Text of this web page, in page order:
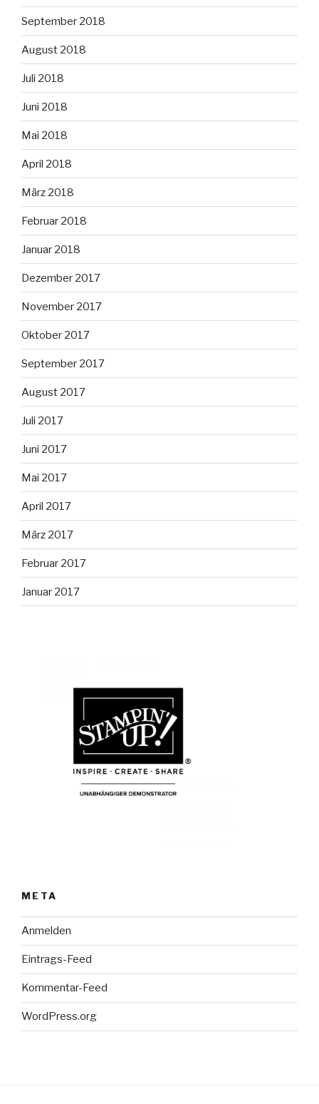
September 2018
August 2018
Juli 2018
Juni 2018
Mai 2018
April 2018
März 2018
Februar 2018
Januar 2018
Dezember 2017
November 2017
Oktober 2017
September 2017
August 2017
Juli 2017
Juni 2017
Mai 2017
April 2017
März 2017
Februar 2017
Januar 2017
META
Anmelden
Eintrags-Feed
Kommentar-Feed
WordPress.org